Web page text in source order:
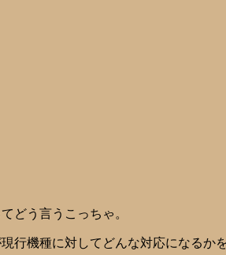
どう言うこっちゃ。
行機種に対してどんな対応になるか